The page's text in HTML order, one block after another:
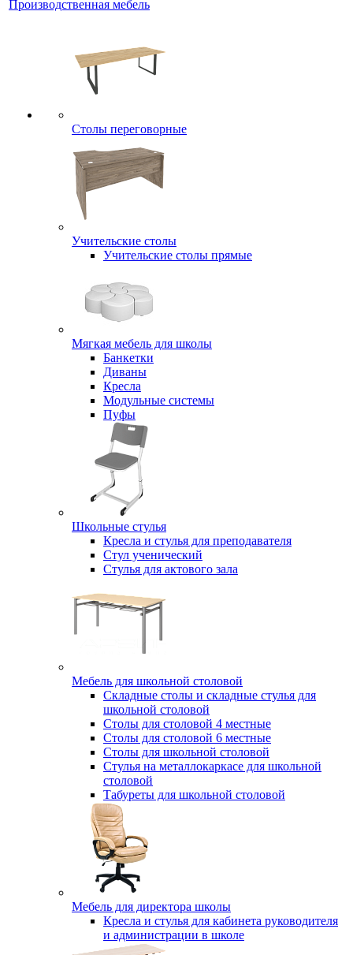
Производственная мебель
Столы переговорные
Учительские столы
Учительские столы прямые
Мягкая мебель для школы
Банкетки
Диваны
Кресла
Модульные системы
Пуфы
Школьные стулья
Кресла и стулья для преподавателя
Стул ученический
Стулья для актового зала
Мебель для школьной столовой
Складные столы и складные стулья для
школьной столовой
Столы для столовой 4 местные
Столы для столовой 6 местные
Столы для школьной столовой
Стулья на металлокаркасе для школьной
столовой
Табуреты для школьной столовой
Мебель для директора школы
Кресла и стулья для кабинета руководителя
и администрации в школе